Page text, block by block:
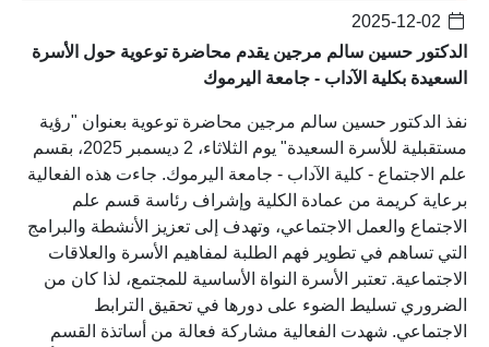
الدكتور حسين سالم مرجين يقدم محاضرة توعوية حول الأسرة
السعيدة بكلية الآداب - جامعة اليرموك
نفذ الدكتور حسين سالم مرجين محاضرة توعوية بعنوان "رؤية
مستقبلية للأسرة السعيدة" يوم الثلاثاء، 2 ديسمبر 2025، بقسم
علم الاجتماع - كلية الآداب - جامعة اليرموك. جاءت هذه الفعالية
برعاية كريمة من عمادة الكلية وإشراف رئاسة قسم علم
الاجتماع والعمل الاجتماعي، وتهدف إلى تعزيز الأنشطة والبرامج
التي تساهم في تطوير فهم الطلبة لمفاهيم الأسرة والعلاقات
الاجتماعية. تعتبر الأسرة النواة الأساسية للمجتمع، لذا كان من
الضروري تسليط الضوء على دورها في تحقيق الترابط
الاجتماعي. شهدت الفعالية مشاركة فعالة من أساتذة القسم